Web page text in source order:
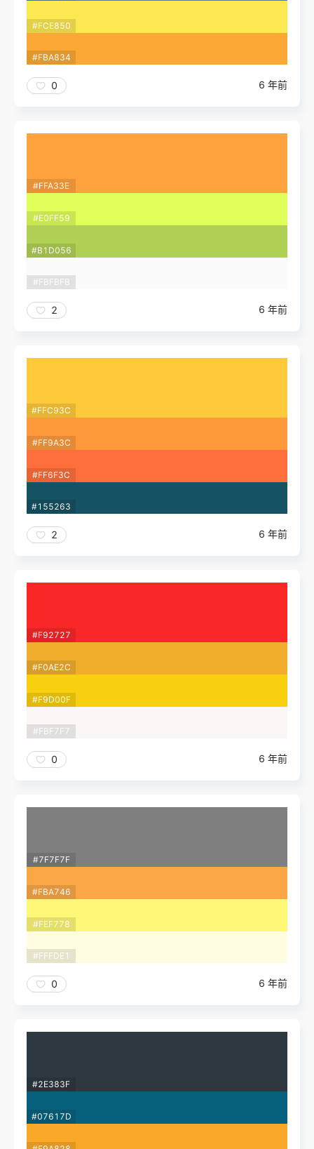
#FCE850
#FBA834
0 6 年前
#FFA33E
#E0FF59
#B1D056
#FBFBFB
2 6 年前
#FFC93C
#FF9A3C
#FF6F3C
#155263
2 6 年前
#F92727
#F0AE2C
#F9D00F
#FBF7F7
0 6 年前
#7F7F7F
#FBA746
#FEF778
#FFFDE1
0 6 年前
#2E383F
#07617D